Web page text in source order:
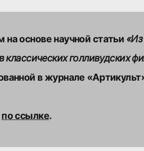
основе научной статьи «Из
голливудских
в журнале
по ссылке.